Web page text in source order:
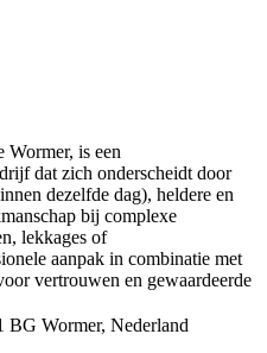
Wormer, is een
dat zich onderscheidt door
dezelfde dag), heldere en
bij complexe
lekkages of
aanpak in combinatie met
vertrouwen en gewaardeerde
BG Wormer, Nederland